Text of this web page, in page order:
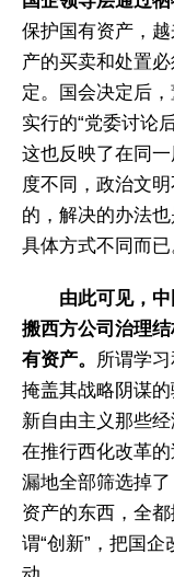
保护国有资产，
产的买卖和处置
定。国会决定后
实行的“党委讨论
这也反映了在同
度不同，政治文
的，解决的办法
具体方式不同而已
由此可见，
搬西方公司治理
有资产。 所谓学
掩盖其战略阴谋
新自由主义那些
在推行西化改革
漏地全部筛选掉
资产的东西，全
谓“创新”，把国